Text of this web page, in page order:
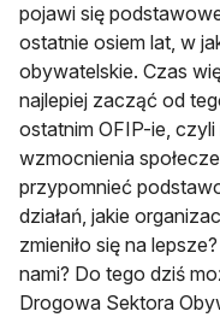
pojawi się
ostatnie osiem lat, w
obywatelskie. Czas
najlepiej zacząć od
ostatnim OFIP-ie,
wzmocnienia
przypomnieć
działań, jakie
zmieniło się na
nami? Do tego dziś
Drogowa Sektora